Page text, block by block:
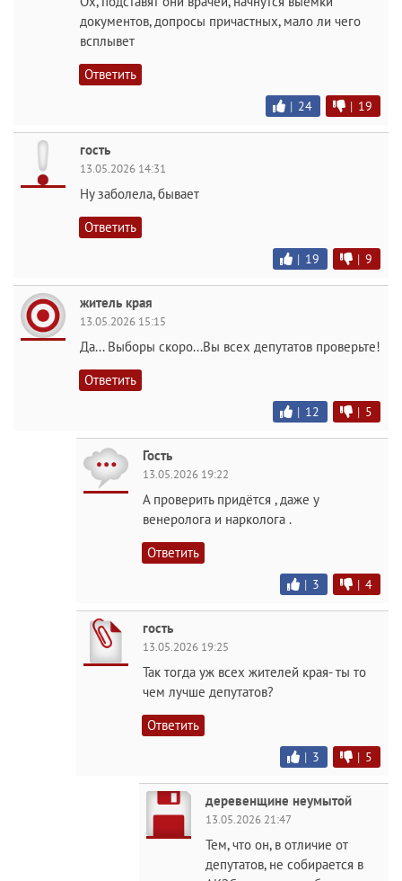
документов, допросы причастных, мало ли чего
всплывет
Ответить
| 24 | 19
гость
13.05.2026 14:31
Ну заболела, бывает
Ответить
| 19 | 9
житель края
13.05.2026 15:15
Да... Выборы скоро...Вы всех депутатов проверьте!
Ответить
| 12 | 5
Гость
13.05.2026 19:22
А проверить придётся , даже у
венеролога и нарколога .
Ответить
| 3 | 4
гость
13.05.2026 19:25
Так тогда уж всех жителей края- ты то
чем лучше депутатов?
Ответить
| 3 | 5
деревенщине неумытой
13.05.2026 21:47
Тем, что он, в отличие от
депутатов, не собирается в